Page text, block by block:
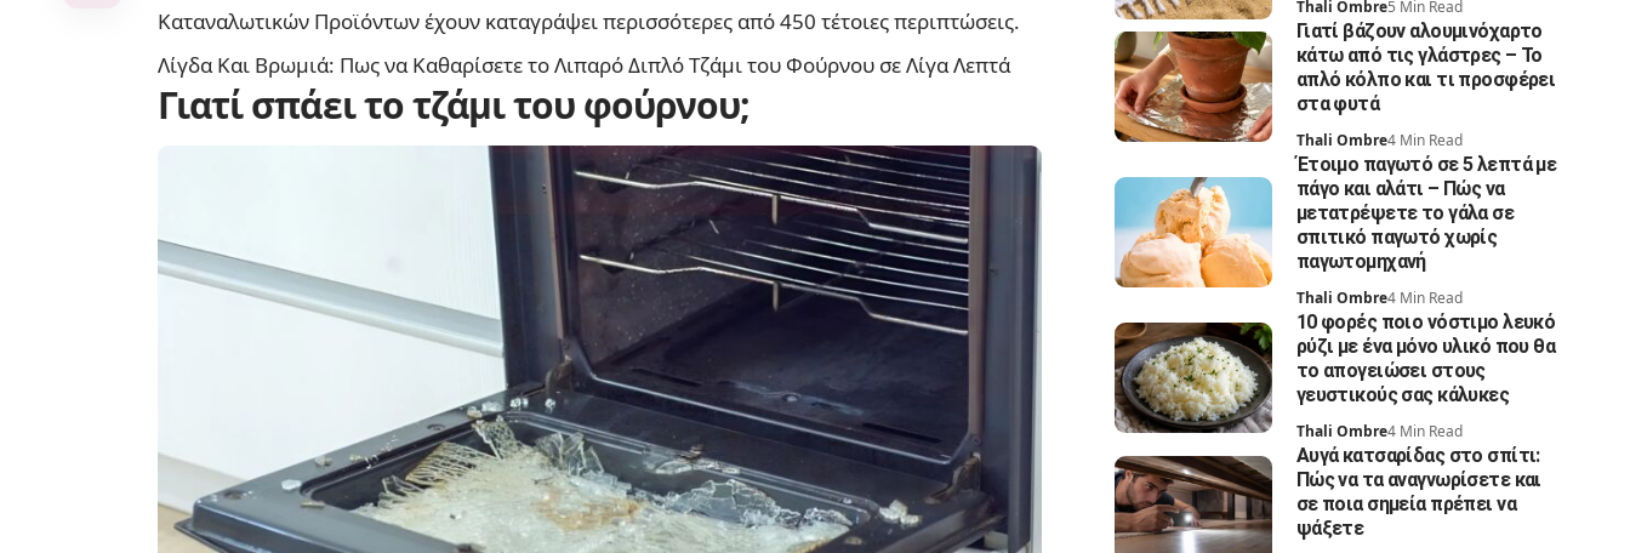
Καταναλωτικών Προϊόντων έχουν καταγράψει περισσότερες από 450 τέτοιες περιπτώσεις.
Λίγδα Και Βρωμιά: Πως να Καθαρίσετε το Λιπαρό Διπλό Τζάμι του Φούρνου σε Λίγα Λεπτά
Γιατί σπάει το τζάμι του φούρνου;
Thali Ombre5 Min Read
Γιατί βάζουν αλουμινόχαρτο
κάτω από τις γλάστρες – Το
απλό κόλπο και τι προσφέρει
στα φυτά
Thali Ombre4 Min Read
Έτοιμο παγωτό σε 5 λεπτά με
πάγο και αλάτι – Πώς να
μετατρέψετε το γάλα σε
σπιτικό παγωτό χωρίς
παγωτομηχανή
Thali Ombre4 Min Read
10 φορές ποιο νόστιμο λευκό
ρύζι με ένα μόνο υλικό που θα
το απογειώσει στους
γευστικούς σας κάλυκες
Thali Ombre4 Min Read
Αυγά κατσαρίδας στο σπίτι:
Πώς να τα αναγνωρίσετε και
σε ποια σημεία πρέπει να
ψάξετε